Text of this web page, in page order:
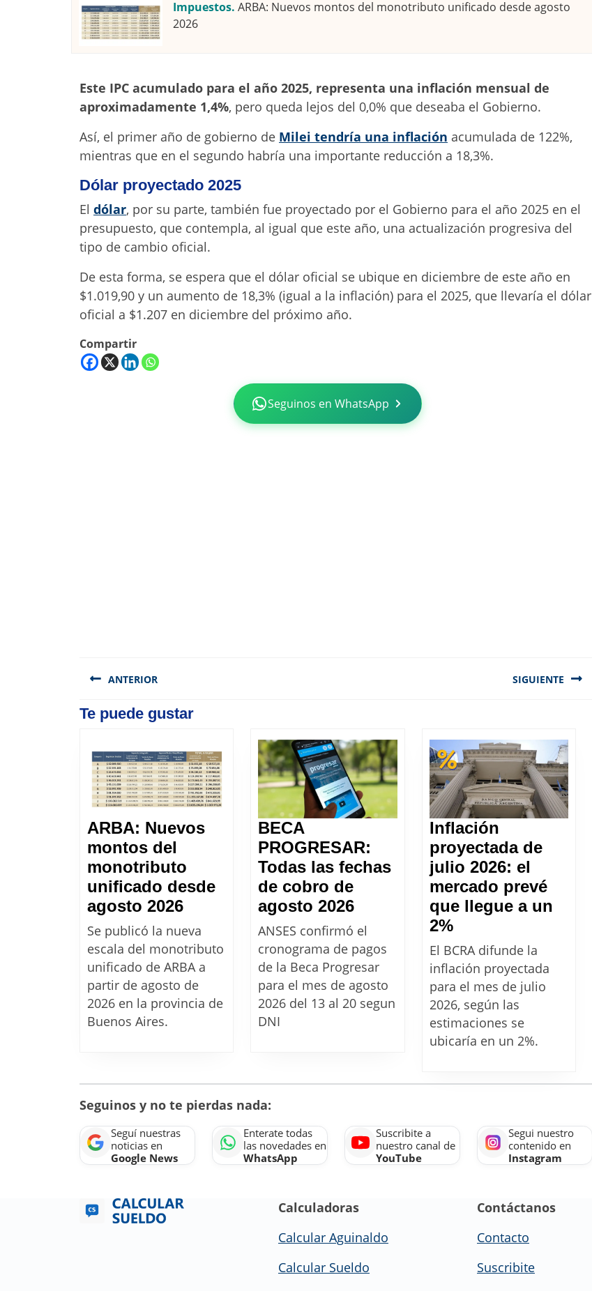
Impuestos. ARBA: Nuevos montos del monotributo unificado desde agosto
2026
Este IPC acumulado para el año 2025, representa una inflación mensual de
aproximadamente 1,4%, pero queda lejos del 0,0% que deseaba el Gobierno.
Así, el primer año de gobierno de Milei tendría una inflación acumulada de 122%,
mientras que en el segundo habría una importante reducción a 18,3%.
Dólar proyectado 2025
El dólar, por su parte, también fue proyectado por el Gobierno para el año 2025 en el
presupuesto, que contempla, al igual que este año, una actualización progresiva del
tipo de cambio oficial.
De esta forma, se espera que el dólar oficial se ubique en diciembre de este año en
$1.019,90 y un aumento de 18,3% (igual a la inflación) para el 2025, que llevaría el dólar
oficial a $1.207 en diciembre del próximo año.
Compartir
Seguinos en WhatsApp
de
ANTERIOR
Previous
SIGUIENTE
Te puede gustar
ARBA: Nuevos
montos del
monotributo
unificado desde
agosto 2026ARBA:
Nuevos
montos
del
monotributo
unificado
Se publicó la nueva
escala del monotributo
unificado de ARBA a
partir de agosto de
2026 en la provincia de
Buenos Aires.
BECA
PROGRESAR:
Todas las fechas
de cobro de
agosto 2026BECA
PROGRESAR:
Todas
las
fechas
de
2026
ANSES confirmó el
cronograma de pagos
de la Beca Progresar
para el mes de agosto
2026 del 13 al 20 segun
DNI
Inflación
proyectada de
julio 2026: el
mercado prevé
que llegue a un
2%Inflación
proyectada
de
julio
2026:
el
mercado
que
un
2%
El BCRA difunde la
inflación proyectada
para el mes de julio
2026, según las
estimaciones se
ubicaría en un 2%.
Seguinos y no te pierdas nada:
Seguí nuestras
noticias en
Google News
Enterate todas
las novedades en
WhatsApp
Suscribite a
nuestro canal de
YouTube
Segui nuestro
contenido en
Instagram
Calculadoras
Calcular Aguinaldo
Calcular Sueldo
Contáctanos
Contacto
Suscribite